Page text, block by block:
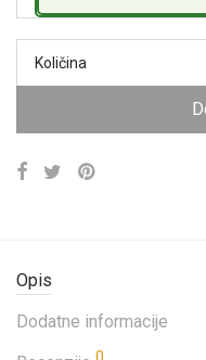
Količina
Opis
Dodatne informacije
0